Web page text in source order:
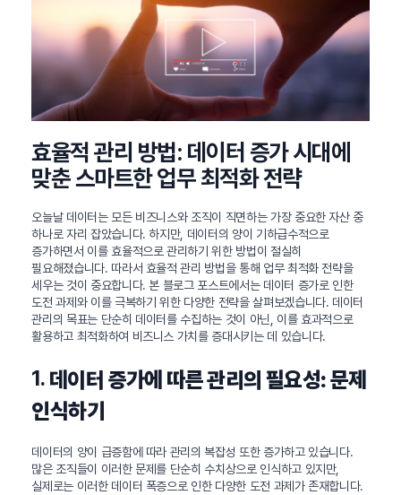
CONTACT
정부지원사업
효율적 관리 방법: 데이터 증가 시대에
맞춘 스마트한 업무 최적화 전략
오늘날 데이터는 모든 비즈니스와 조직이 직면하는 가장 중요한 자산 중
하나로 자리 잡았습니다. 하지만, 데이터의 양이 기하급수적으로
증가하면서 이를 효율적으로 관리하기 위한 방법이 절실히
필요해졌습니다. 따라서 효율적 관리 방법을 통해 업무 최적화 전략을
세우는 것이 중요합니다. 본 블로그 포스트에서는 데이터 증가로 인한
도전 과제와 이를 극복하기 위한 다양한 전략을 살펴보겠습니다. 데이터
관리의 목표는 단순히 데이터를 수집하는 것이 아닌, 이를 효과적으로
활용하고 최적화하여 비즈니스 가치를 증대시키는 데 있습니다.
1. 데이터 증가에 따른 관리의 필요성: 문제
인식하기
데이터의 양이 급증함에 따라 관리의 복잡성 또한 증가하고 있습니다.
많은 조직들이 이러한 문제를 단순히 수치상으로 인식하고 있지만,
실제로는 이러한 데이터 폭증으로 인한 다양한 도전 과제가 존재합니다.